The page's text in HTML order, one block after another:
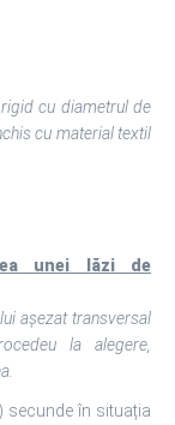
cu diametrul de
cu material textil
unei lăzi de
așezat transversal
la alegere,
secunde în situația